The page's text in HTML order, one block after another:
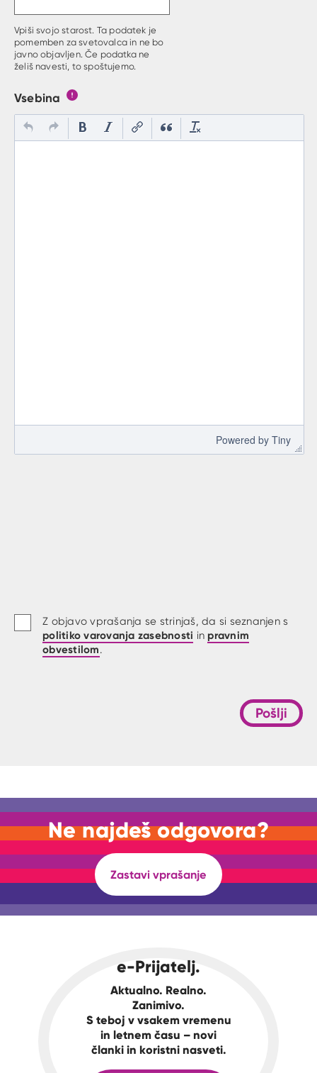
Vpiši svojo starost. Ta podatek je
pomemben za svetovalca in ne bo
javno objavljen. Če podatka ne
želiš navesti, to spoštujemo.
Vsebina
Powered by Tiny
Z objavo vprašanja se strinjaš, da si seznanjen s
politiko varovanja zasebnosti in pravnim
obvestilom.
Pošlji
Ne najdeš odgovora?
Zastavi vprašanje
e-Prijatelj.
Aktualno. Realno.
Zanimivo.
S teboj v vsakem vremenu
in letnem času – novi
članki in koristni nasveti.